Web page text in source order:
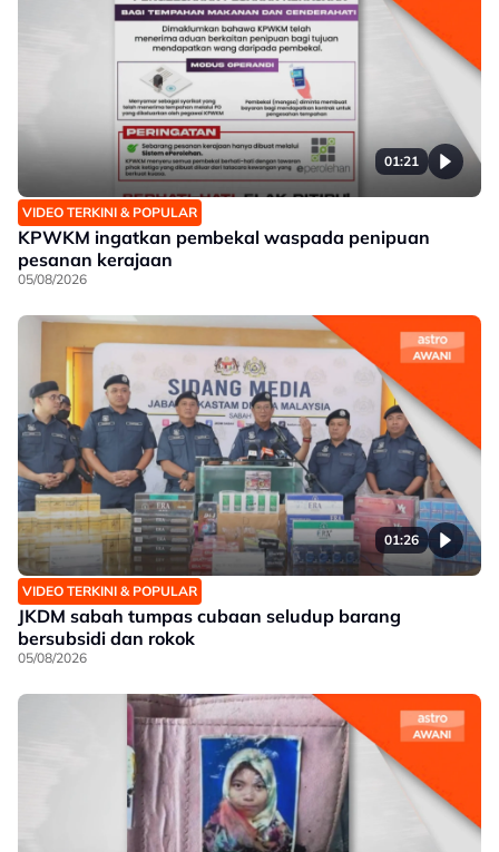
01:21
VIDEO TERKINI & POPULAR
KPWKM ingatkan pembekal waspada penipuan
pesanan kerajaan
05/08/2026
01:26
VIDEO TERKINI & POPULAR
JKDM sabah tumpas cubaan seludup barang
bersubsidi dan rokok
05/08/2026